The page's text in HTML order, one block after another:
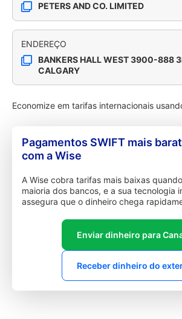
PETERS AND CO. LIMITED
ENDEREÇO
BANKERS HALL WEST 3900-888
CALGARY
Economize em tarifas internacionais
Pagamentos SWIFT mais
com a Wise
A Wise cobra tarifas mais baixas
maioria dos bancos, e a sua tecnologia
assegura que o dinheiro chega
Enviar dinheiro para
Receber dinheiro do